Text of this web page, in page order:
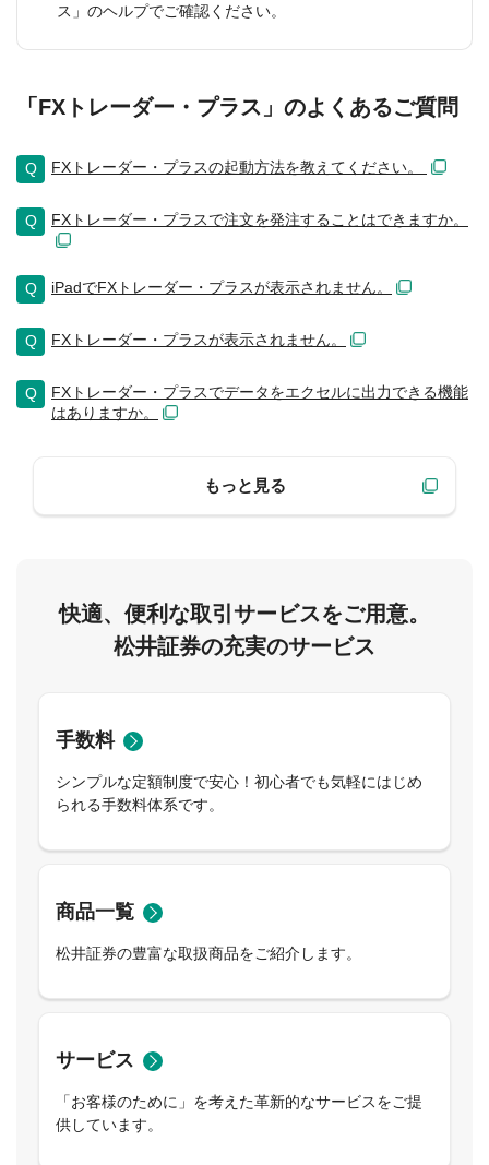
ス」のヘルプでご確認ください。
「FXトレーダー・プラス」のよくあるご質問
FXトレーダー・プラスの起動方法を教えてください。
FXトレーダー・プラスで注文を発注することはできますか。
iPadでFXトレーダー・プラスが表示されません。
FXトレーダー・プラスが表示されません。
FXトレーダー・プラスでデータをエクセルに出力できる機能
はありますか。
もっと見る
快適、便利な取引サービスをご用意。
松井証券の充実のサービス
手数料
シンプルな定額制度で安心！初心者でも気軽にはじめ
られる手数料体系です。
商品一覧
松井証券の豊富な取扱商品をご紹介します。
サービス
「お客様のために」を考えた革新的なサービスをご提
供しています。